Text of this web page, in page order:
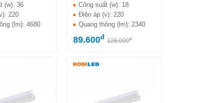
(w): 36
220
(lm): 4680
Công suất (w): 18
Điện áp (v): 220
Quang thông (lm): 2340
89.600đ 128.000đ